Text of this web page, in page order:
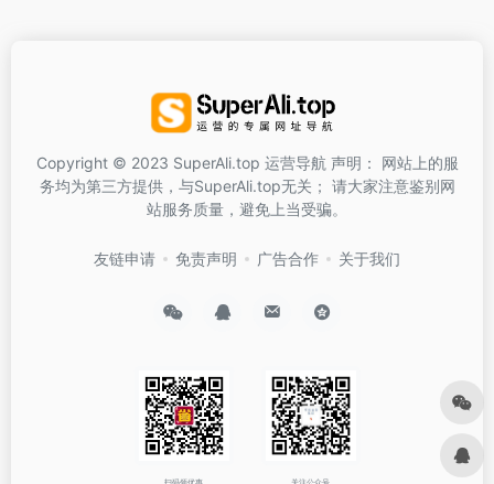
Copyright © 2023 SuperAli.top 运营导航 声明： 网站上的服
务均为第三方提供，与SuperAli.top无关； 请大家注意鉴别网
站服务质量，避免上当受骗。
友链申请 免责声明 广告合作 关于我们